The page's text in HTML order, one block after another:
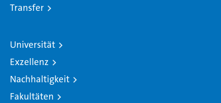
Transfer
Universität
Exzellenz
Nachhaltigkeit
Fakultäten